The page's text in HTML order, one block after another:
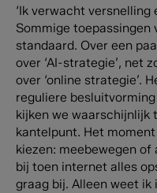
‘Ik verwacht
Sommige toepassingen
standaard. Over een
over ‘AI-strategie’, net
over ‘online strategie’.
reguliere
kijken we waarschijnlijk
kantelpunt. Het
kiezen: meebewegen
bij toen internet alles
graag bij. Alleen weet